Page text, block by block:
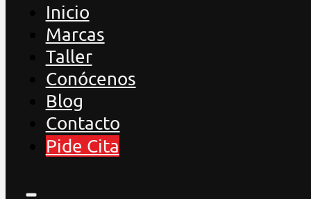
Inicio
Marcas
Taller
Conócenos
Blog
Contacto
Pide Cita